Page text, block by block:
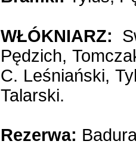
WŁÓKNIARZ:
Pędzich,
C. Leśniański,
Talarski.
Rezerwa: